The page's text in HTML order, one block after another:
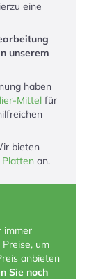
eine
unserem
haben
Mittel für
bieten
Platten an.
immer
um
anbieten
Sie noch